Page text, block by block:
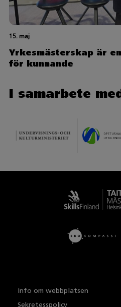
15. maj
Yrkesmästerskap är
för kunnande
I samarbete
Info om webbplatsen
Sekretesspolicy